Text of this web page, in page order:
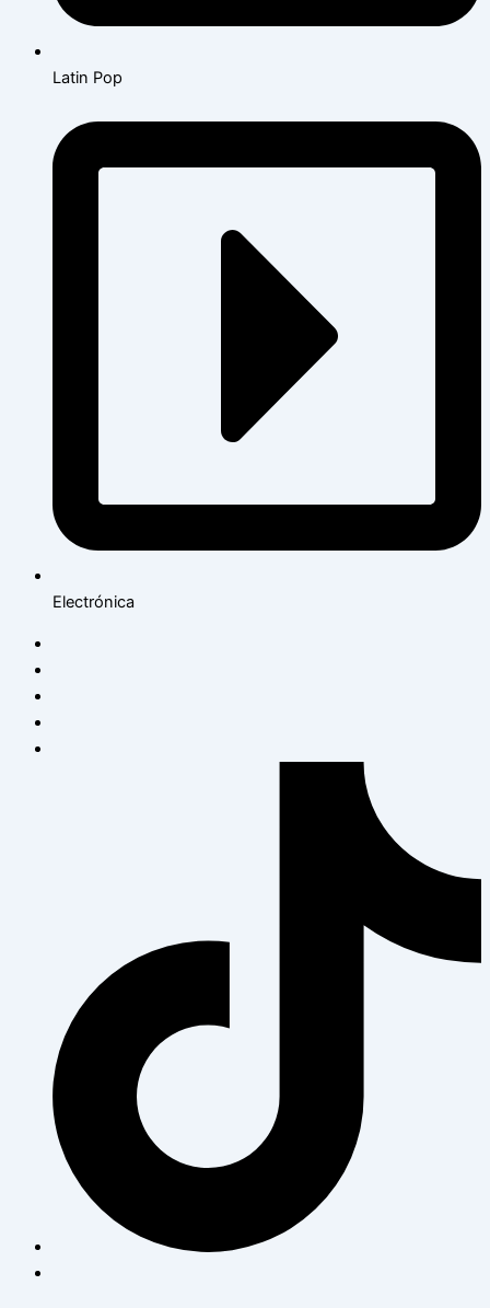
Latin Pop
Electrónica